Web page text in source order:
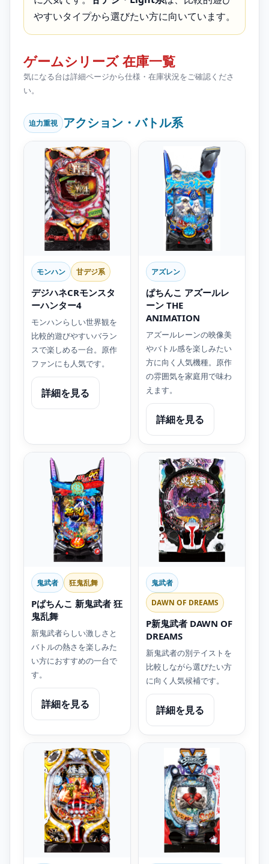
やすいタイプから選びたい方に向いています。
ゲームシリーズ 在庫一覧
気になる台は詳細ページから仕様・在庫状況をご確認くださ
い。
迫力重視 アクション・バトル系
モンハン 甘デジ系
デジハネCRモンスタ
ーハンター4
モンハンらしい世界観を
比較的遊びやすいバラン
スで楽しめる一台。原作
ファンにも人気です。
詳細を見る
アズレン
ぱちんこ アズールレ
ーン THE
ANIMATION
アズールレーンの映像美
やバトル感を楽しみたい
方に向く人気機種。原作
の雰囲気を家庭用で味わ
えます。
詳細を見る
鬼武者 狂鬼乱舞
Pぱちんこ 新鬼武者 狂
鬼乱舞
新鬼武者らしい激しさと
バトルの熱さを楽しみた
い方におすすめの一台で
す。
詳細を見る
鬼武者
DAWN OF DREAMS
P新鬼武者 DAWN OF
DREAMS
新鬼武者の別テイストを
比較しながら選びたい方
に向く人気候補です。
詳細を見る